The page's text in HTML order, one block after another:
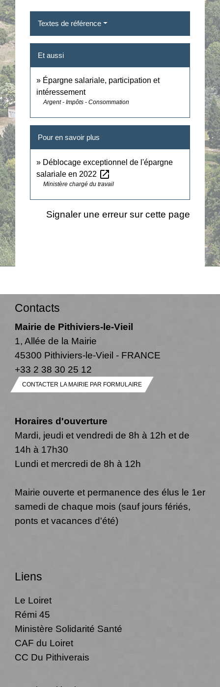
Textes de référence
Et aussi
Épargne salariale, participation et
intéressement
Argent - Impôts - Consommation
Pour en savoir plus
Déblocage exceptionnel de l'épargne
salariale en 2022 open_in_new
Ministère chargé du travail
Signaler une erreur sur cette page
Contacts
Mairie de Pithiviers-le-Vieil
1, Allée de la Mairie
45300 Pithiviers-le-Vieil - FRANCE
+33 2 38 30 25 12
CONTACTER LA MAIRIE PAR FORMULAIRE
Horaires d'ouverture
Mardi, jeudi et vendredi de 8h à 12h et de
14h à 17h30
Lundi et mercredi de 8h à 12h
Mairie ouverte et permanence des élus le 1er
samedi de chaque mois (sauf jours fériés,
ponts et vacances d'été)
Liens
Le Loiret
Rémi 45
Ministère Solidarité Santé
CAF du Loiret
CC Du Pithiverais